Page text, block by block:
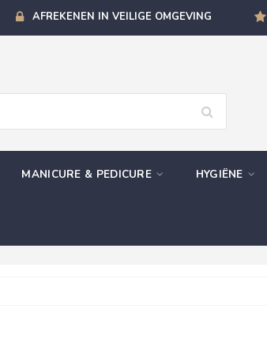
AFREKENEN IN VEILIGE OMGEVING
MANICURE & PEDICURE HYGIËNE